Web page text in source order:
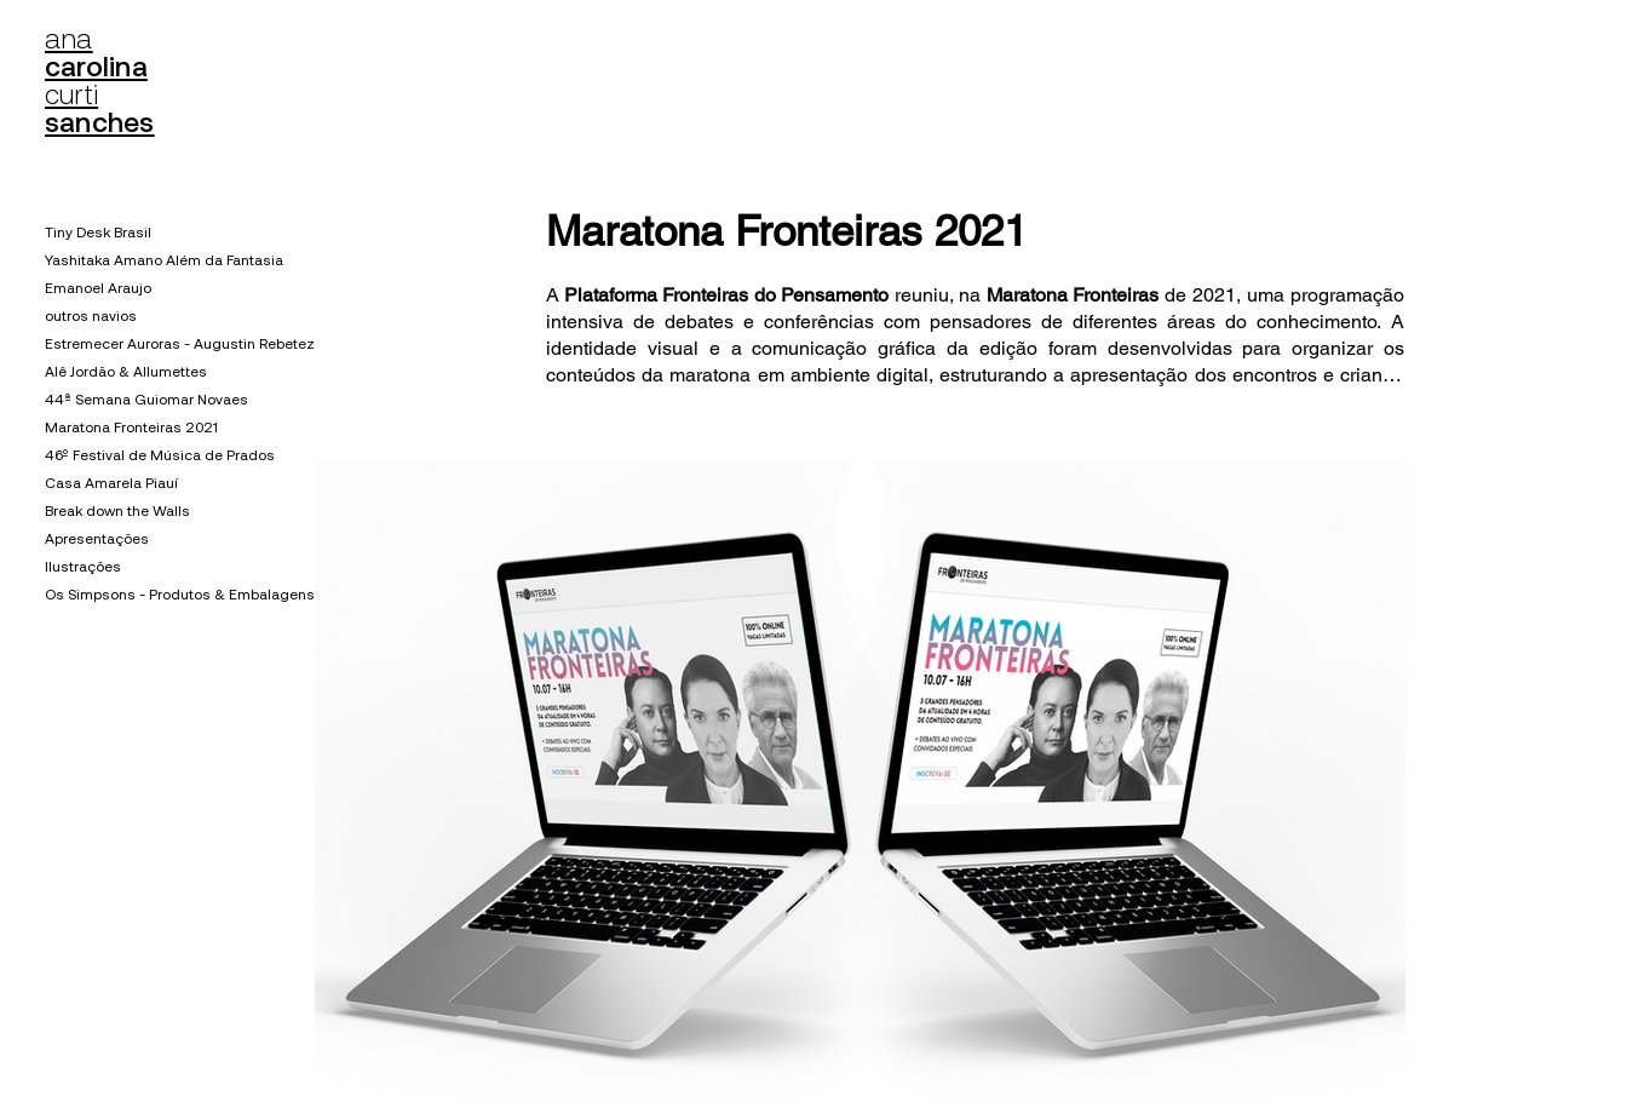
Tiny Desk Brasil
Yashitaka Amano Além da Fantasia
Emanoel Araujo
outros navios
Estremecer Auroras - Augustin Rebetez
Alê Jordão & Allumettes
44ª Semana Guiomar Novaes
Maratona Fronteiras 2021
46º Festival de Música de Prados
Casa Amarela Piauí
Break down the Walls
Apresentações
Ilustrações
Os Simpsons - Produtos & Embalagens
ana
carolina
curti
sanches
Maratona Fronteiras 2021
A Plataforma Fronteiras do Pensamento reuniu, na Maratona Fronteiras de 2021, uma programação
intensiva de debates e conferências com pensadores de diferentes áreas do conhecimento. A
identidade visual e a comunicação gráfica da edição foram desenvolvidas para organizar os
conteúdos da maratona em ambiente digital, estruturando a apresentação dos encontros e criando